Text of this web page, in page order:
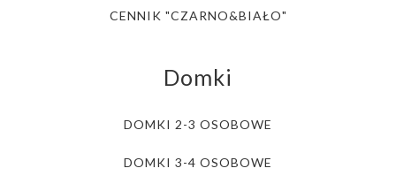
CENNIK "CZARNO&BIAŁO"
Domki
DOMKI 2-3 OSOBOWE
DOMKI 3-4 OSOBOWE